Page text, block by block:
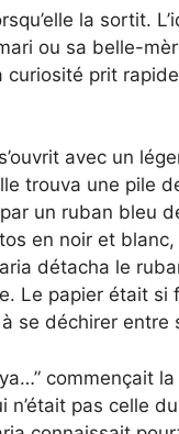
la sortit.
ou sa belle-
curiosité prit
avec un
trouva une pile
un ruban bleu
en noir et
détacha le
Le papier était si
se déchirer entre
commençait
n’était pas celle